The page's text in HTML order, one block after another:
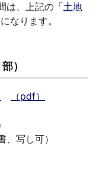
は、上記の「土地
なります。
）
（pdf）
写し可）